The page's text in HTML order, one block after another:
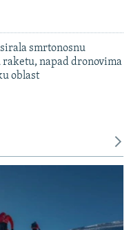
smrtonosnu
napad dronovima
oblast